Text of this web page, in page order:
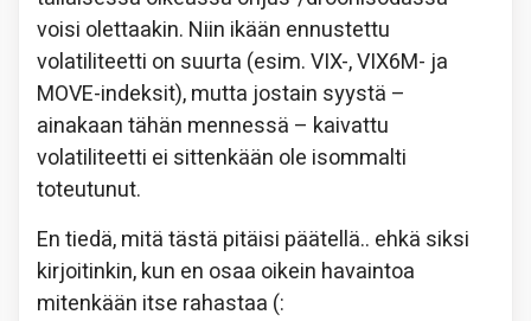
voisi olettaakin. Niin ikään ennustettu
volatiliteetti on suurta (esim. VIX-, VIX6M- ja
MOVE-indeksit), mutta jostain syystä –
ainakaan tähän mennessä – kaivattu
volatiliteetti ei sittenkään ole isommalti
toteutunut.
En tiedä, mitä tästä pitäisi päätellä.. ehkä siksi
kirjoitinkin, kun en osaa oikein havaintoa
mitenkään itse rahastaa (: